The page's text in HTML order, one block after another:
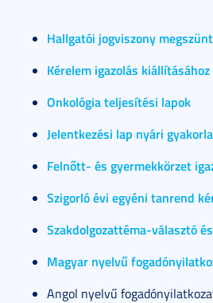
Hallgatói jogviszony
Kérelem igazolás kiállításához
Onkológia teljesítési lapok
Jelentkezési lap nyári
Felnőtt- és gyermekkörzet
Szigorló évi egyéni tanrend
Szakdolgozattéma-választó
Magyar nyelvű
Angol nyelvű